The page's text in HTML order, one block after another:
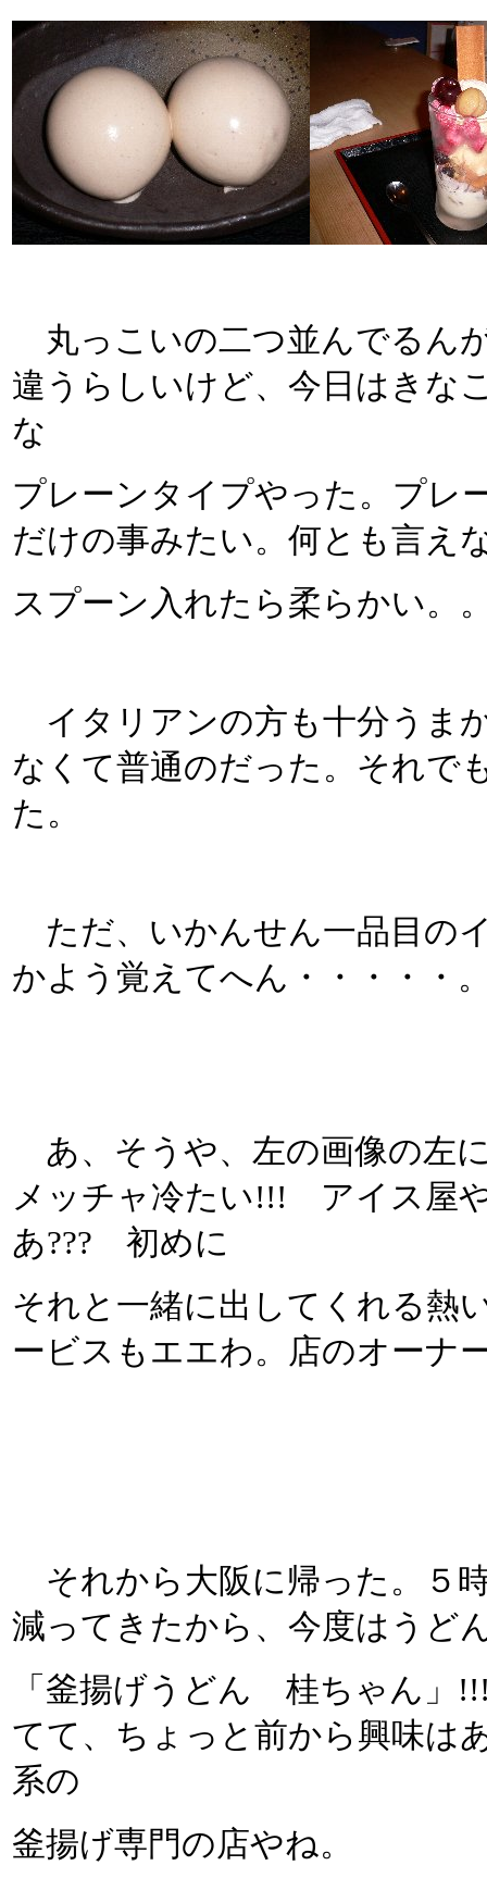
丸っこいの二つ並んでるん
違うらしいけど、今日はきな
な
プレーンタイプやった。プレ
だけの事みたい。何とも言え
スプーン入れたら柔らかい
イタリアンの方も十分うま
なくて普通のだった。それで
た。
ただ、いかんせん一品目の
かよう覚えてへん・・・・・
あ、そうや、左の画像の左
メッチャ冷たい!!! アイス屋
あ??? 初めに
それと一緒に出してくれる熱
ービスもエエわ。店のオーナ
それから大阪に帰った。５
減ってきたから、今度はうど
「釜揚げうどん 桂ちゃん
てて、ちょっと前から興味は
系の
釜揚げ専門の店やね。